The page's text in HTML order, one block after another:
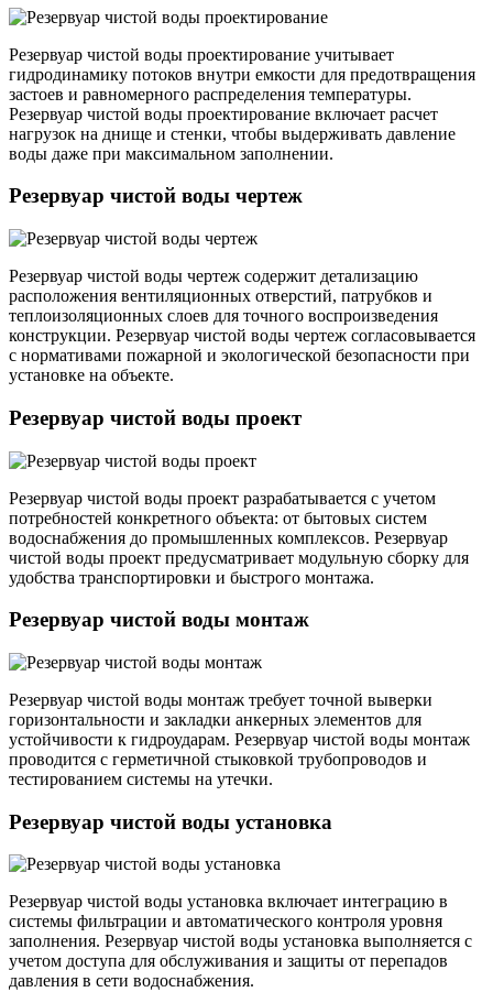
Резервуар чистой воды проектирование учитывает
гидродинамику потоков внутри емкости для предотвращения
застоев и равномерного распределения температуры.
Резервуар чистой воды проектирование включает расчет
нагрузок на днище и стенки, чтобы выдерживать давление
воды даже при максимальном заполнении.
Резервуар чистой воды чертеж
Резервуар чистой воды чертеж содержит детализацию
расположения вентиляционных отверстий, патрубков и
теплоизоляционных слоев для точного воспроизведения
конструкции. Резервуар чистой воды чертеж согласовывается
с нормативами пожарной и экологической безопасности при
установке на объекте.
Резервуар чистой воды проект
Резервуар чистой воды проект разрабатывается с учетом
потребностей конкретного объекта: от бытовых систем
водоснабжения до промышленных комплексов. Резервуар
чистой воды проект предусматривает модульную сборку для
удобства транспортировки и быстрого монтажа.
Резервуар чистой воды монтаж
Резервуар чистой воды монтаж требует точной выверки
горизонтальности и закладки анкерных элементов для
устойчивости к гидроударам. Резервуар чистой воды монтаж
проводится с герметичной стыковкой трубопроводов и
тестированием системы на утечки.
Резервуар чистой воды установка
Резервуар чистой воды установка включает интеграцию в
системы фильтрации и автоматического контроля уровня
заполнения. Резервуар чистой воды установка выполняется с
учетом доступа для обслуживания и защиты от перепадов
давления в сети водоснабжения.